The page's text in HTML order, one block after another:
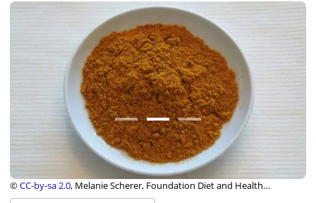
©CC-by-sa 2.0, Melanie Scherer, Foundation Diet and Health
Switzerland